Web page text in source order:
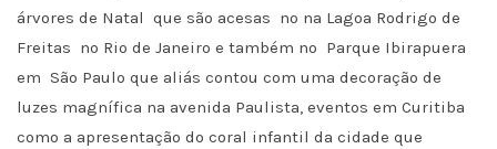
árvores de Natal que são acesas no na Lagoa Rodrigo de
Freitas no Rio de Janeiro e também no Parque Ibirapuera
em São Paulo que aliás contou com uma decoração de
luzes magnífica na avenida Paulista, eventos em Curitiba
como a apresentação do coral infantil da cidade que